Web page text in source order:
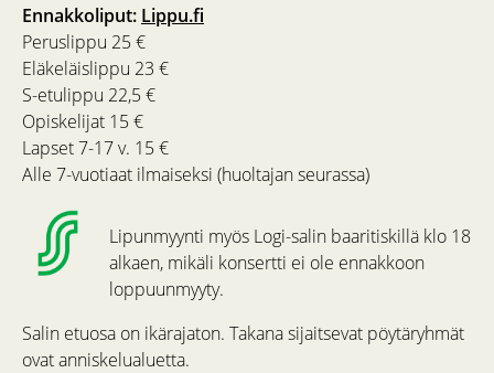
Ennakkoliput: Lippu.fi
Peruslippu 25 €
Eläkeläislippu 23 €
S-etulippu 22,5 €
Opiskelijat 15 €
Lapset 7-17 v. 15 €
Alle 7-vuotiaat ilmaiseksi (huoltajan seurassa)
Lipunmyynti myös Logi-salin baaritiskillä klo 18
alkaen, mikäli konsertti ei ole ennakkoon
loppuunmyyty.
Salin etuosa on ikärajaton. Takana sijaitsevat pöytäryhmät
ovat anniskelualuetta.